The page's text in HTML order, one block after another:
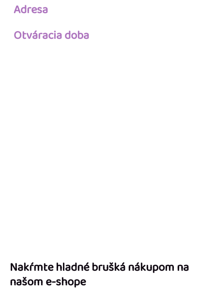
Adresa
Otváracia doba
Nakŕmte hladné brušká nákupom na
našom e-shope